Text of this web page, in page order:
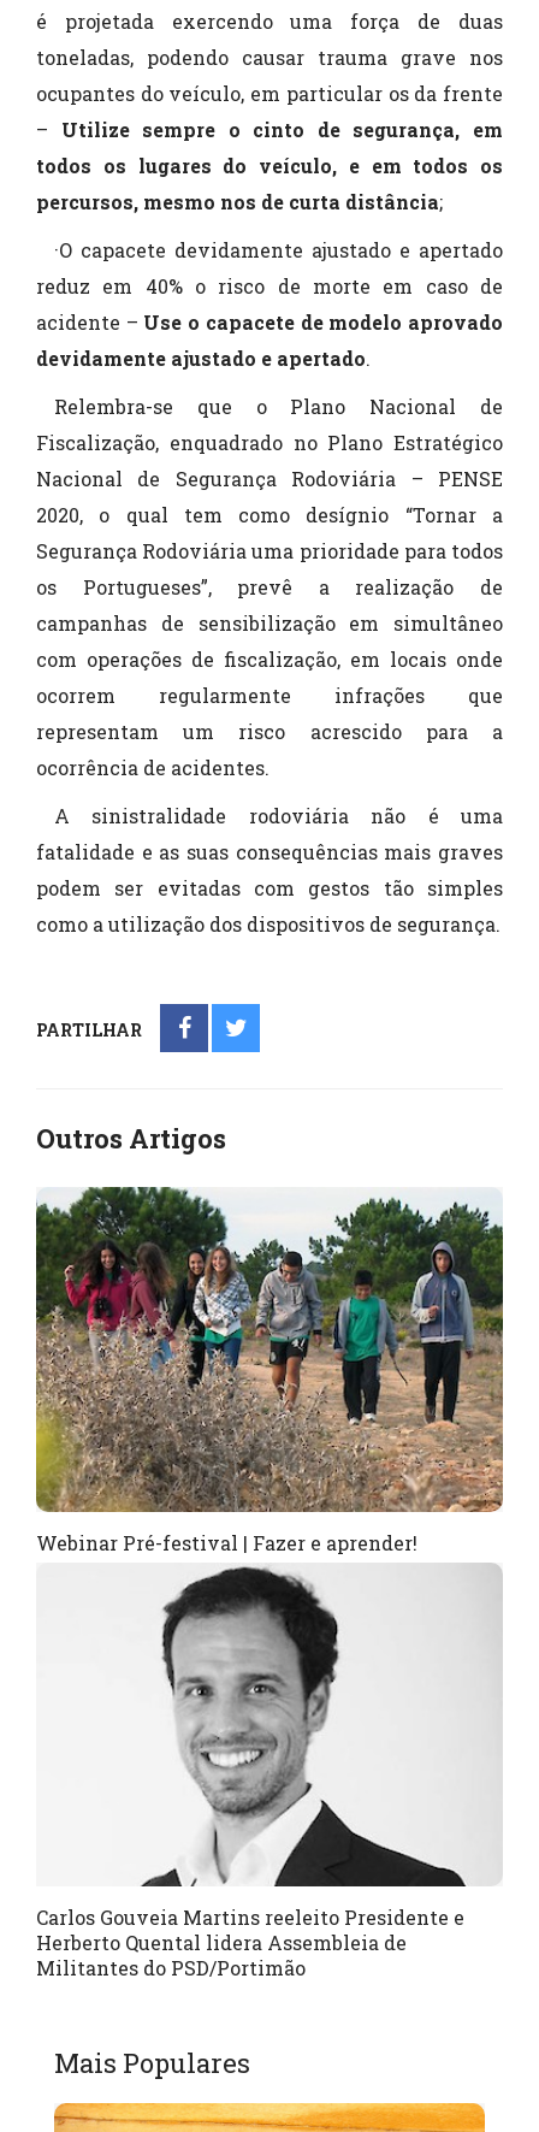
é projetada exercendo uma força de duas
toneladas, podendo causar trauma grave nos
ocupantes do veículo, em particular os da frente
– Utilize sempre o cinto de segurança, em
todos os lugares do veículo, e em todos os
percursos, mesmo nos de curta distância;
·O capacete devidamente ajustado e apertado
reduz em 40% o risco de morte em caso de
acidente – Use o capacete de modelo aprovado
devidamente ajustado e apertado.
Relembra-se que o Plano Nacional de
Fiscalização, enquadrado no Plano Estratégico
Nacional de Segurança Rodoviária – PENSE
2020, o qual tem como desígnio “Tornar a
Segurança Rodoviária uma prioridade para todos
os Portugueses”, prevê a realização de
campanhas de sensibilização em simultâneo
com operações de fiscalização, em locais onde
ocorrem regularmente infrações que
representam um risco acrescido para a
ocorrência de acidentes.
A sinistralidade rodoviária não é uma
fatalidade e as suas consequências mais graves
podem ser evitadas com gestos tão simples
como a utilização dos dispositivos de segurança.
PARTILHAR
Outros Artigos
Webinar Pré-festival | Fazer e aprender!
Carlos Gouveia Martins reeleito Presidente e
Herberto Quental lidera Assembleia de
Militantes do PSD/Portimão
Mais Populares